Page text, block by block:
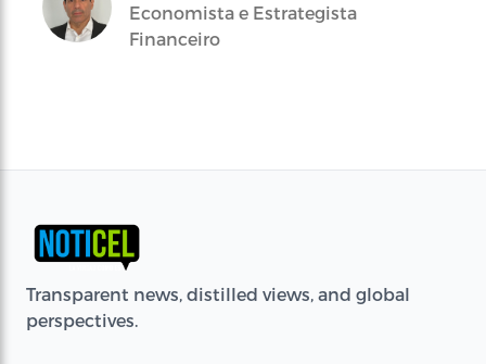
Economista e Estrategista
Financeiro
Transparent news, distilled views, and global
perspectives.